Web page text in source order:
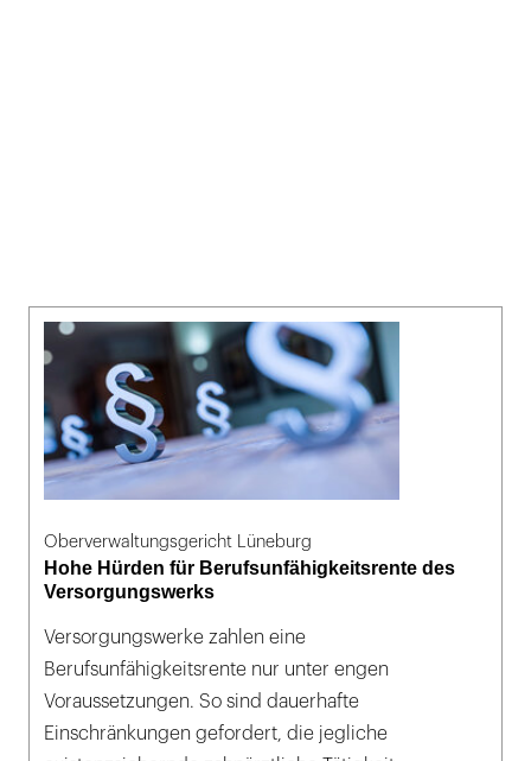
Oberverwaltungsgericht Lüneburg
Hohe Hürden für Berufsunfähigkeitsrente des
Versorgungswerks
Versorgungswerke zahlen eine
Berufsunfähigkeitsrente nur unter engen
Voraussetzungen. So sind dauerhafte
Einschränkungen gefordert, die jegliche